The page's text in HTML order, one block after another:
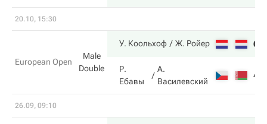
20.10, 15:30
European Open
Male
Double
У. Коольхоф Ж. Ройер 6
Р.
Ебавы
А.
Василевский
4
26.09, 09:10